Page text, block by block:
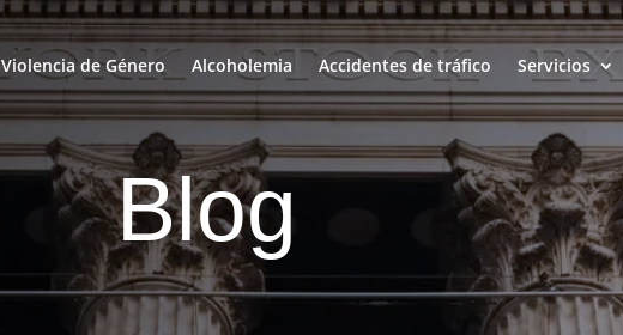
Violencia de Género Alcoholemia Accidentes de tráfico Servicios
Blog